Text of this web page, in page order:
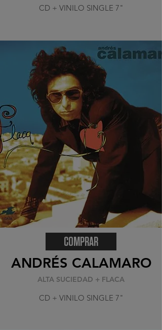
CD + VINILO SINGLE 7"
COMPRAR
ANDRÉS CALAMARO
ALTA SUCIEDAD + FLACA
CD + VINILO SINGLE 7"